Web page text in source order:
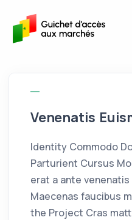
Venenatis
Identity Commodo
Parturient Cursus
erat a ante
Maecenas faucibus
the Project Cras